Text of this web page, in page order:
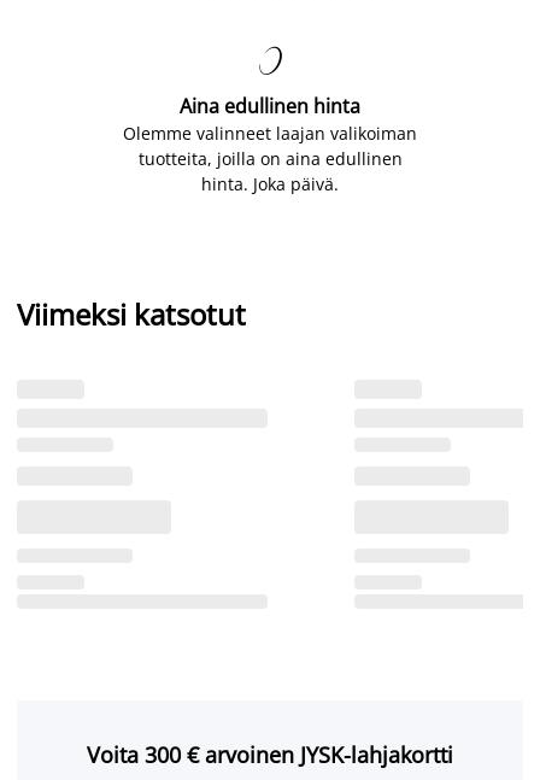

Aina edullinen hinta
Olemme valinneet laajan valikoiman
tuotteita, joilla on aina edullinen
hinta. Joka päivä.
Viimeksi katsotut
Voita 300 € arvoinen JYSK-lahjakortti